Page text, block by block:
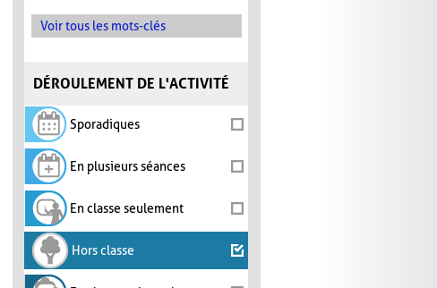
Voir tous les mots-clés
DÉROULEMENT DE L'ACTIVITÉ
Sporadiques
En plusieurs séances
En classe seulement
Hors classe